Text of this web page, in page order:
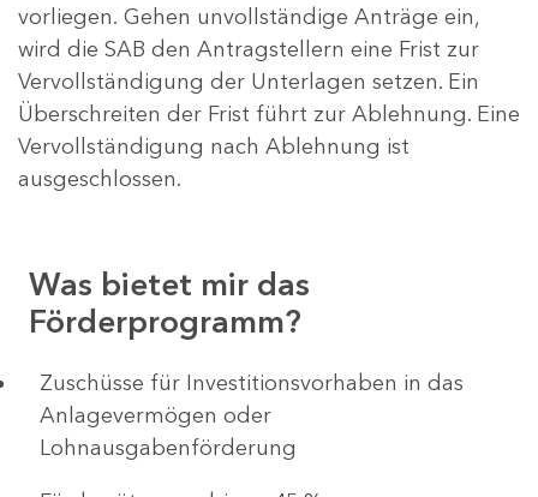
vorliegen. Gehen unvollständige Anträge ein,
wird die SAB den Antragstellern eine Frist zur
Vervollständigung der Unterlagen setzen. Ein
Überschreiten der Frist führt zur Ablehnung. Eine
Vervollständigung nach Ablehnung ist
ausgeschlossen.
Was bietet mir das
Förderprogramm?
​​​​​​Zuschüsse für Investitionsvorhaben in das
Anlagevermögen oder
Lohnausgabenförderung